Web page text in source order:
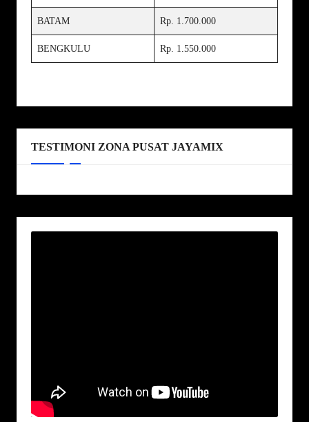
BATAM Rp. 1.700.000
BENGKULU Rp. 1.550.000
TESTIMONI ZONA PUSAT JAYAMIX